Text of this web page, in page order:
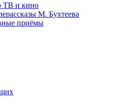
ТВ и кино
М. Бухтеева
приёмы